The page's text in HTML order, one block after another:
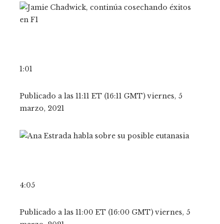
1:01
Publicado a las 11:11 ET (16:11 GMT) viernes, 5
marzo, 2021
4:05
Publicado a las 11:00 ET (16:00 GMT) viernes, 5